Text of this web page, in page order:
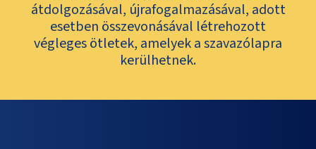
átdolgozásával, újrafogalmazásával, adott
esetben összevonásával létrehozott
végleges ötletek, amelyek a szavazólapra
kerülhetnek.